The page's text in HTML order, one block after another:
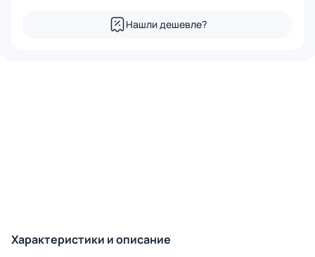
Нашли дешевле?
Характеристики и описание